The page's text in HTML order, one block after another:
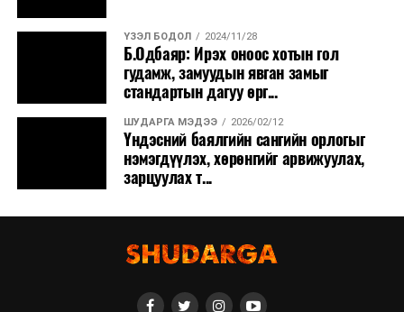
ҮЗЭЛ БОДОЛ 2024/11/28
Б.Одбаяр: Ирэх оноос хотын гол
гудамж, замуудын явган замыг
стандартын дагуу өрг...
ШУДАРГА МЭДЭЭ 2026/02/12
Үндэсний баялгийн сангийн орлогыг
нэмэгдүүлэх, хөрөнгийг арвижуулах,
зарцуулах т...